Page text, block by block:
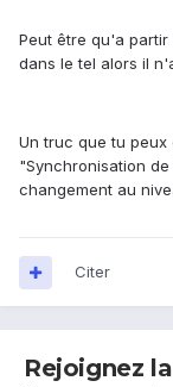
Peut être qu'a
dans le tel alors il
Un truc que tu
"Synchronisation
changement au
Citer
Rejoignez